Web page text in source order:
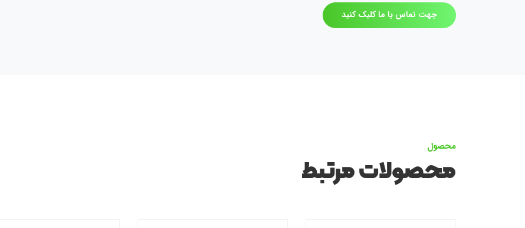
جهت تماس با ما کلیک کنید
محصول
محصولات مرتبط